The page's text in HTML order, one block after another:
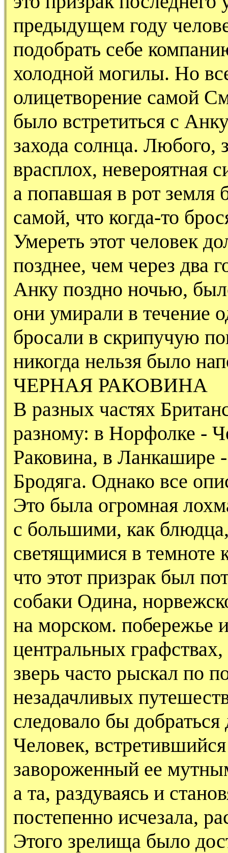
предыдущем году
подобрать себе
холодной могилы. Но
олицетворение самой
было встретиться с
захода солнца. Любого,
врасплох, невероятная
а попавшая в рот земля
самой, что когда-то
Умереть этот человек
позднее, чем через два
Анку поздно ночью,
они умирали в течение
бросали в скрипучую
никогда нельзя было
ЧЕРНАЯ РАКОВИНА
В разных частях
разному: в Норфолке -
Раковина, в
Бродяга. Однако все
Это была огромная
с большими, как
светящимися в темноте
что этот призрак был
собаки Одина,
на морском. побережье
центральных
зверь часто рыскал по
незадачливых
следовало бы
Человек,
завороженный ее
а та, раздуваясь и
постепенно исчезала,
Этого зрелища было